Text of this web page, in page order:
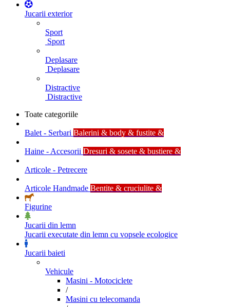
Jucarii exterior
Sport
Sport
Deplasare
Deplasare
Distractive
Distractive
Toate categoriile
Balet - Serbari Balerini & body & fustite &
Haine - Accesorii Dresuri & sosete & bustiere &
Articole - Petrecere
Articole Handmade Bentite & cruciulite &
Figurine
Jucarii din lemn
Jucarii executate din lemn cu vopsele ecologice
Jucarii baieti
Vehicule
Masini - Motociclete
/
Masini cu telecomanda